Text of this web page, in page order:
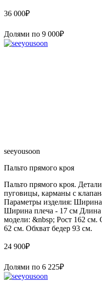
36 000₽
Долями по 9 000₽
seeyousoon
Пальто прямого кроя
Пальто прямого кроя.
пуговицы, карманы с
Параметры изделия:
Ширина плеча - 17 см
модели: &nbsp; Рост 162 см.
62 см. Обхват бедер 93 см.
24 900₽
Долями по 6 225₽